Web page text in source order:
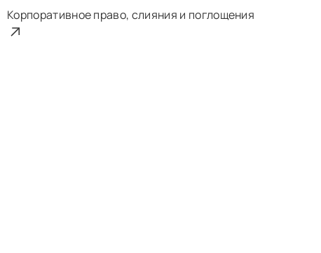
Корпоративное право, слияния и поглощения